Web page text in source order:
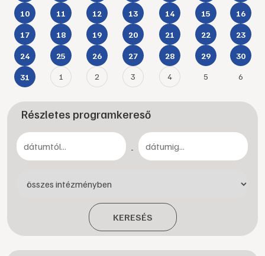
10 11 12 13 14 15 16
17 18 19 20 21 22 23
24 25 26 27 28 29 30
31 1 2 3 4 5 6
Részletes programkereső
-
KERESÉS